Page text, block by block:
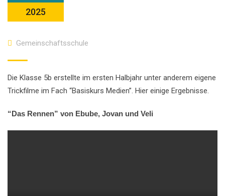
2025
Gemeinschaftsschule
Die Klasse 5b erstellte im ersten Halbjahr unter anderem eigene
Trickfilme im Fach “Basiskurs Medien”. Hier einige Ergebnisse.
“Das Rennen” von Ebube, Jovan und Veli